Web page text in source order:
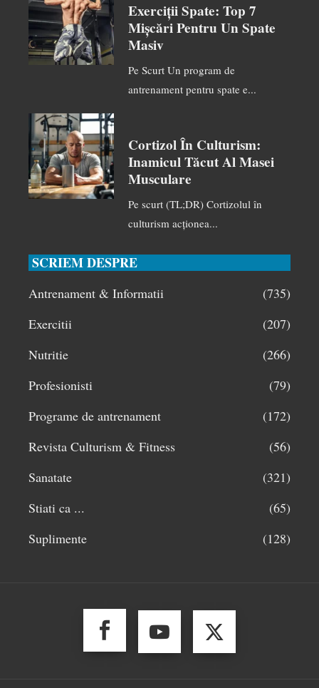
Exerciții Spate: Top 7
Mișcări Pentru Un Spate
Masiv
Pe Scurt Un program de
antrenament pentru spate e...
Cortizol În Culturism:
Inamicul Tăcut Al Masei
Musculare
Pe scurt (TL;DR) Cortizolul în
culturism acționea...
SCRIEM DESPRE
Antrenament & Informatii
(735)
Exercitii
(207)
Nutritie
(266)
Profesionisti
(79)
Programe de antrenament
(172)
Revista Culturism & Fitness
(56)
Sanatate
(321)
Stiati ca ...
(65)
Suplimente
(128)